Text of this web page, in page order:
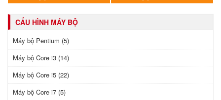
CẤU HÌNH MÁY BỘ
Máy bộ Pentium (5)
Máy bộ Core i3 (14)
Máy bộ Core i5 (22)
Máy bộ Core i7 (5)